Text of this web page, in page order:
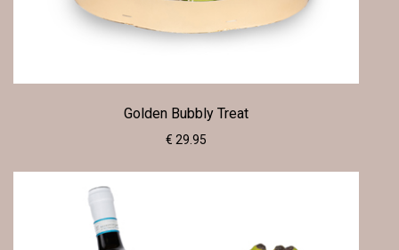
Golden Bubbly Treat
€ 29.95